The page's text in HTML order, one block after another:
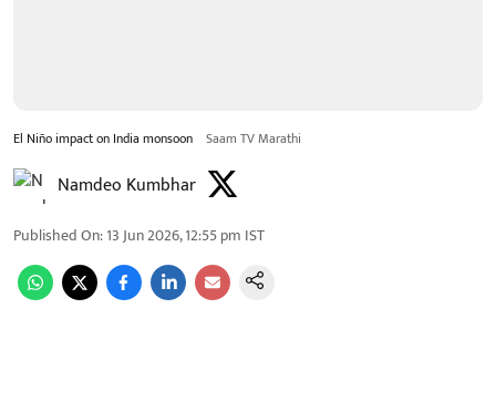
El Niño impact on India monsoon Saam TV Marathi
Namdeo Kumbhar
Published On:13 Jun 2026, 12:55 pm IST